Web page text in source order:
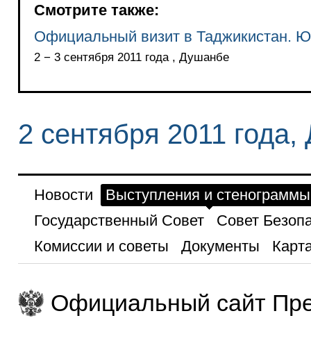
Смотрите также:
Официальный визит в Таджикистан.
2 − 3 сентября 2011 года , Душанбе
2 сентября 2011
Новости
Выступления и стенограммы
Государственный Совет
Совет
Комиссии и советы
Документы
Официальный сайт